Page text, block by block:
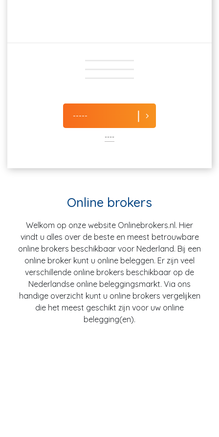
-----
----
Online brokers
Welkom op onze website Onlinebrokers.nl. Hier
vindt u alles over de beste en meest betrouwbare
online brokers beschikbaar voor Nederland. Bij een
online broker kunt u online beleggen. Er zijn veel
verschillende online brokers beschikbaar op de
Nederlandse online beleggingsmarkt. Via ons
handige overzicht kunt u online brokers vergelijken
die het meest geschikt zijn voor uw online
belegging(en).